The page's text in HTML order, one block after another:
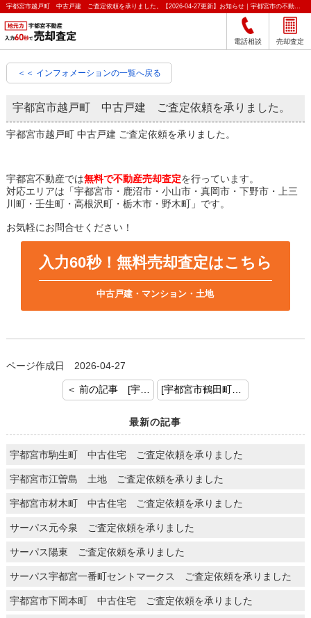
宇都宮市越戸町 中古戸建 ご査定依頼を承りました。【2026-04-27更新】お知らせ｜宇都宮市の不動産をクイック売却査定｜宇都宮不動産
電話相談 売却査定
＜＜ インフォメーションの一覧へ戻る
宇都宮市越戸町 中古戸建 ご査定依頼を承りました。
宇都宮市越戸町 中古戸建 ご査定依頼を承りました。
宇都宮不動産では無料で不動産売却査定を行っています。
対応エリアは「宇都宮市・鹿沼市・小山市・真岡市・下野市・上三
川町・壬生町・高根沢町・栃木市・野木町」です。
お気軽にお問合せください！
入力60秒！無料売却査定はこちら
中古戸建・マンション・土地
ページ作成日 2026-04-27
＜ 前の記事 [宇都宮市石井町 中古戸建 ご査定依頼を承りました。] [宇都宮市鶴田町 土地 ご査定依頼を承りました。] 次の記事 ＞
最新の記事
宇都宮市駒生町 中古住宅 ご査定依頼を承りました
宇都宮市江曽島 土地 ご査定依頼を承りました
宇都宮市材木町 中古住宅 ご査定依頼を承りました
サーパス元今泉 ご査定依頼を承りました
サーパス陽東 ご査定依頼を承りました
サーパス宇都宮一番町セントマークス ご査定依頼を承りました
宇都宮市下岡本町 中古住宅 ご査定依頼を承りました